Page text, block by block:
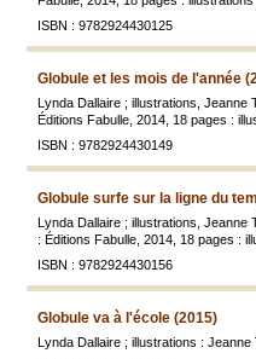
ISBN : 9782924430125
Globule et les mois de l'année
Lynda Dallaire ; illustrations, Jeanne
Éditions Fabulle, 2014, 18 pages :
ISBN : 9782924430149
Globule surfe sur la ligne du
Lynda Dallaire ; illustrations, Jeanne
: Éditions Fabulle, 2014, 18 pages :
ISBN : 9782924430156
Globule va à l'école (2015)
Lynda Dallaire ; illustrations : Jeanne